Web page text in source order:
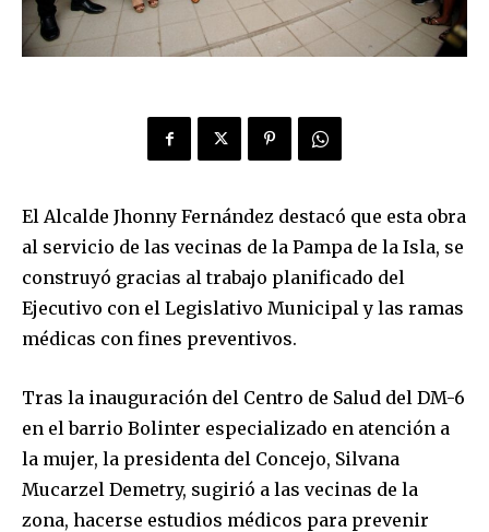
El Alcalde Jhonny Fernández destacó que esta obra
al servicio de las vecinas de la Pampa de la Isla, se
construyó gracias al trabajo planificado del
Ejecutivo con el Legislativo Municipal y las ramas
médicas con fines preventivos.
Tras la inauguración del Centro de Salud del DM-6
en el barrio Bolinter especializado en atención a
la mujer, la presidenta del Concejo, Silvana
Mucarzel Demetry, sugirió a las vecinas de la
zona, hacerse estudios médicos para prevenir